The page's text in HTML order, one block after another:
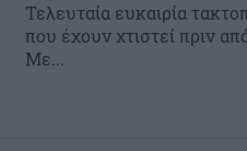
Τελευταία ευκαιρία
που έχουν χτιστεί πριν
Με...